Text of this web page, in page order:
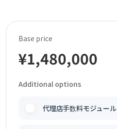
Base price
¥1,480,000
Additional options
代理店手数料モジュール